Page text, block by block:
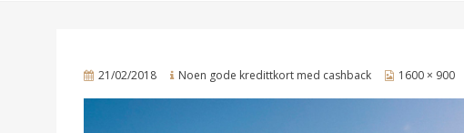
Posted
21/02/2018 Noen gode kredittkort med cashback 1600 × 900